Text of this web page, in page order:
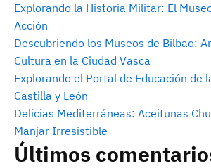
Explorando la Historia Militar: El
Acción
Descubriendo los Museos de Bilbao:
Cultura en la Ciudad Vasca
Explorando el Portal de Educación de
Castilla y León
Delicias Mediterráneas: Aceitunas
Manjar Irresistible
Últimos